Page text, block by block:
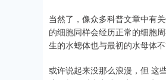
当然了，像众多科普文章中有
的细胞同样会经历正常的细胞
生的水螅体也与最初的水母体不
或许说起来没那么浪漫，但 这